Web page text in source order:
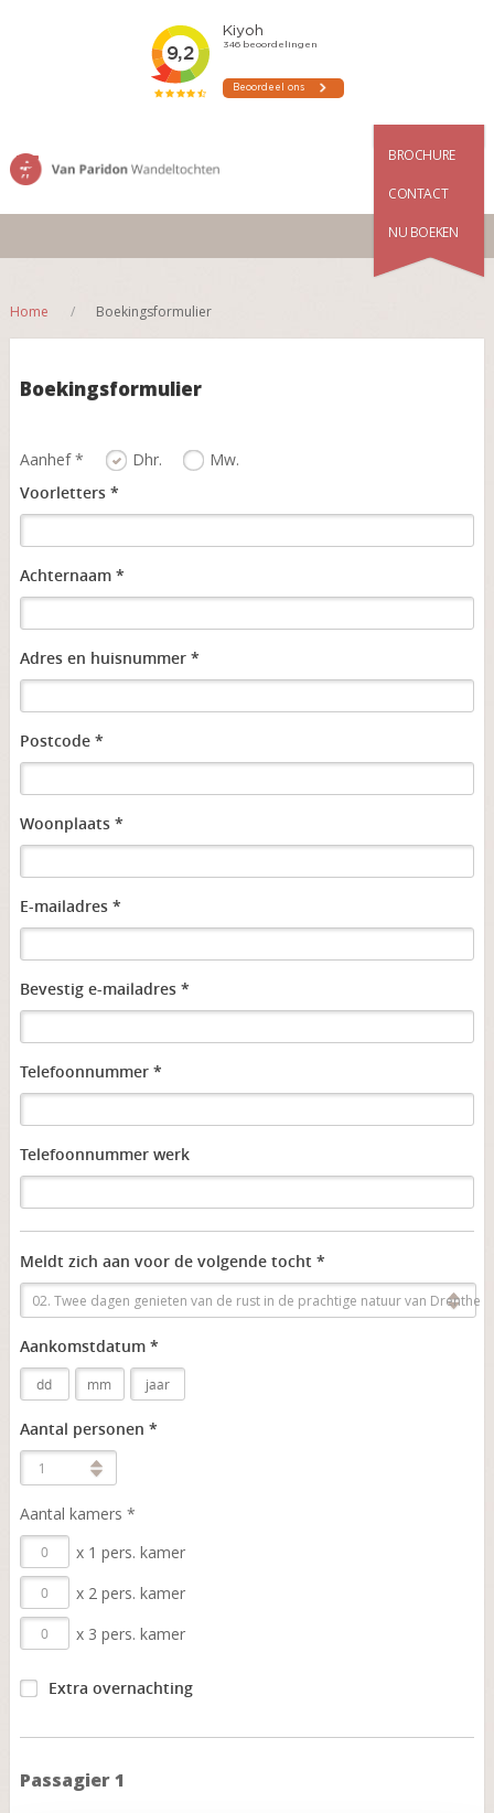
BROCHURE
CONTACT
NU BOEKEN
Home Boekingsformulier
Boekingsformulier
Aanhef * Dhr.
Mw.
Voorletters *
Achternaam *
Adres en huisnummer *
Postcode *
Woonplaats *
E-mailadres *
Bevestig e-mailadres *
Telefoonnummer *
Telefoonnummer werk
Meldt zich aan voor de volgende tocht *
02. Twee dagen genieten van de rust in de prachtige natuur van Drenthe
Aankomstdatum *
Aantal personen *
1
Aantal kamers *
x 1 pers. kamer
x 2 pers. kamer
x 3 pers. kamer
Extra overnachting
Passagier 1